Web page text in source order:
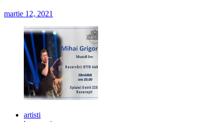
martie 12, 2021
artisti